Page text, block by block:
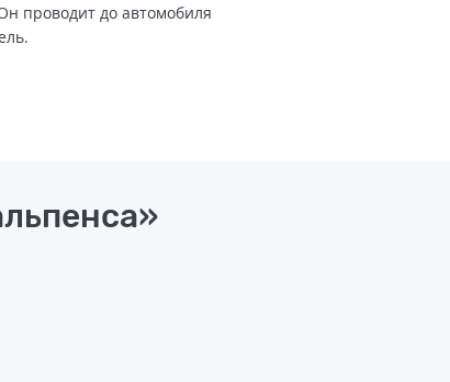
проводит до автомобиля